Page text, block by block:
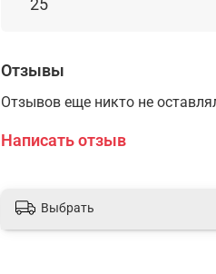
25
Отзывы
Отзывов еще никто не
Написать отзыв
Выбрать